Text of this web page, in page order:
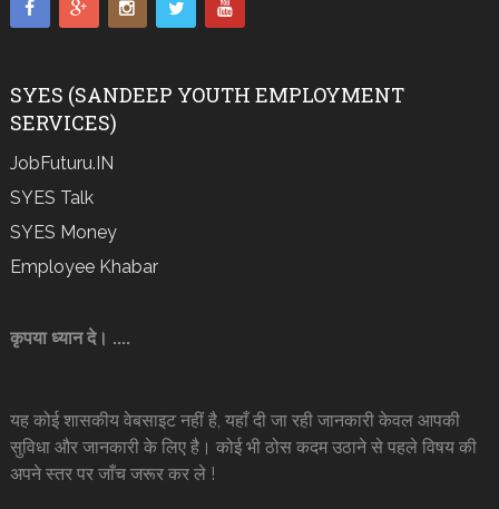
SYES (SANDEEP YOUTH EMPLOYMENT
SERVICES)
JobFuturu.IN
SYES Talk
SYES Money
Employee Khabar
कृपया ध्यान दे। ....
यह कोई शासकीय वेबसाइट नहीं है, यहाँ दी जा रही जानकारी केवल आपकी
सुविधा और जानकारी के लिए है। कोई भी ठोस कदम उठाने से पहले विषय की
अपने स्तर पर जाँच जरूर कर ले !